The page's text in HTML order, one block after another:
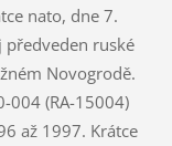
nato, dne 7.
ruské
Novogrodě.
004 (RA-15004)
až 1997. Krátce